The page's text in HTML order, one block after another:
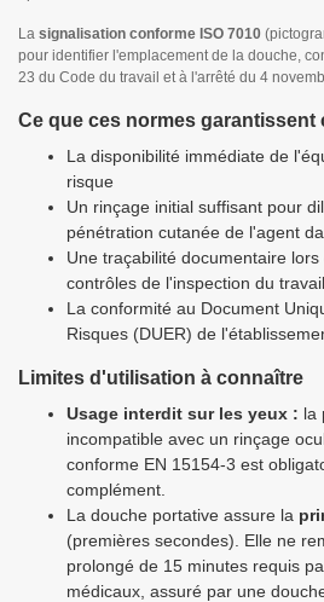
La signalisation conforme ISO 7010
pour identifier l'emplacement de la douche,
23 du Code du travail et à l'arrêté du 4
Ce que ces normes garantissent
La disponibilité immédiate de
risque
Un rinçage initial suffisant pour
pénétration cutanée de l'agent
Une traçabilité documentaire
contrôles de l'inspection du travail
La conformité au Document
Risques (DUER) de
Limites d'utilisation à connaître
Usage interdit sur les yeux : la
incompatible avec un rinçage
conforme EN 15154-3 est
complément.
La douche portative assure la
(premières secondes). Elle ne
prolongé de 15 minutes requis
médicaux, assuré par une